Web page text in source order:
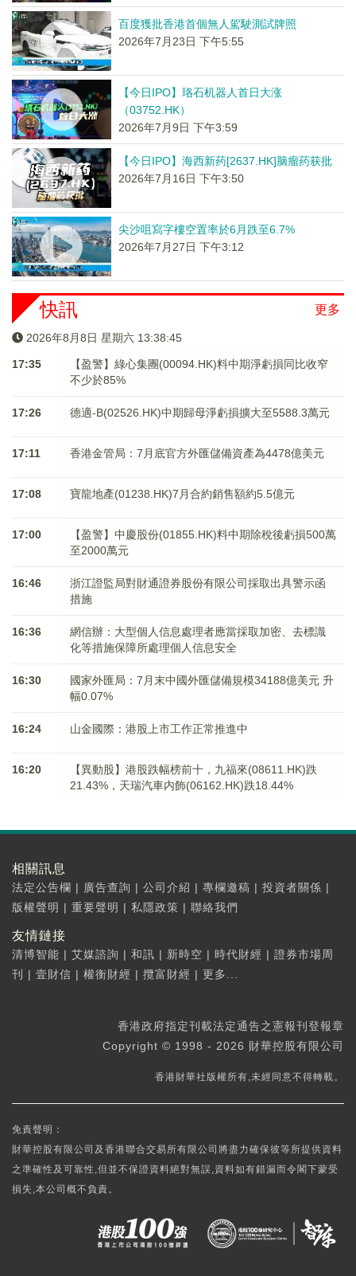
百度獲批香港首個無人駕駛測試牌照
2026年7月23日 下午5:55
【今日IPO】珞石机器人首日大涨
（03752.HK）
2026年7月9日 下午3:59
【今日IPO】海西新药[2637.HK]脑瘤药获批
2026年7月16日 下午3:50
尖沙咀寫字樓空置率於6月跌至6.7%
2026年7月27日 下午3:12
更多
快訊
2026年8月8日 星期六 13:38:45
17:35
【盈警】綠心集團(00094.HK)料中期淨虧損同比收窄
不少於85%
17:26 德適-B(02526.HK)中期歸母淨虧損擴大至5588.3萬元
17:11 香港金管局：7月底官方外匯儲備資產為4478億美元
17:08 寶龍地產(01238.HK)7月合約銷售額約5.5億元
17:00
【盈警】中慶股份(01855.HK)料中期除稅後虧損500萬
至2000萬元
16:46
浙江證監局對財通證券股份有限公司採取出具警示函
措施
16:36
網信辦：大型個人信息處理者應當採取加密、去標識
化等措施保障所處理個人信息安全
16:30
國家外匯局：7月末中國外匯儲備規模34188億美元 升
幅0.07%
16:24 山金國際：港股上市工作正常推進中
16:20
【異動股】港股跌幅榜前十，九福來(08611.HK)跌
21.43%，天瑞汽車内飾(06162.HK)跌18.44%
相關訊息
法定公告欄 | 廣告查詢 | 公司介紹 | 專欄邀稿 | 投資者關係 |
版權聲明 | 重要聲明 | 私隱政策 | 聯絡我們
友情鏈接
清博智能 | 艾媒諮詢 | 和訊 | 新時空 | 時代財經 | 證券市場周
刊
| 壹財信 | 權衡財經 | 攬富財經 | 更多...
香港政府指定刊載法定通告之憲報刊登報章
Copyright © 1998 - 2026 財華控股有限公司
香港財華社版權所有,未經同意不得轉載。
免責聲明：
財華控股有限公司及香港聯合交易所有限公司將盡力確保彼等所提供資料
之準確性及可靠性,但並不保證資料絕對無誤,資料如有錯漏而令閣下蒙受
損失,本公司概不負責。